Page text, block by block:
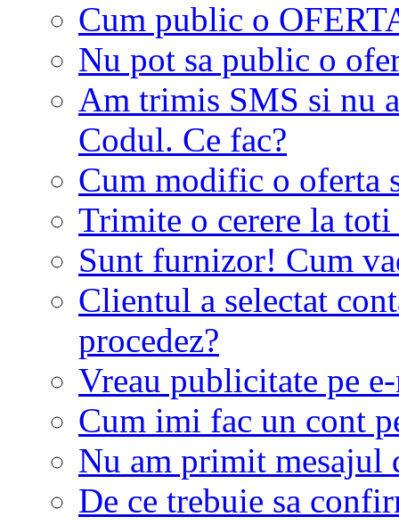
Cum public o
Nu pot sa public o
Am trimis SMS si nu
Codul. Ce fac?
Cum modific o oferta
Trimite o cerere la
Sunt furnizor! Cum
Clientul a selectat
procedez?
Vreau publicitate pe
Cum imi fac un cont
Nu am primit mesajul
De ce trebuie sa